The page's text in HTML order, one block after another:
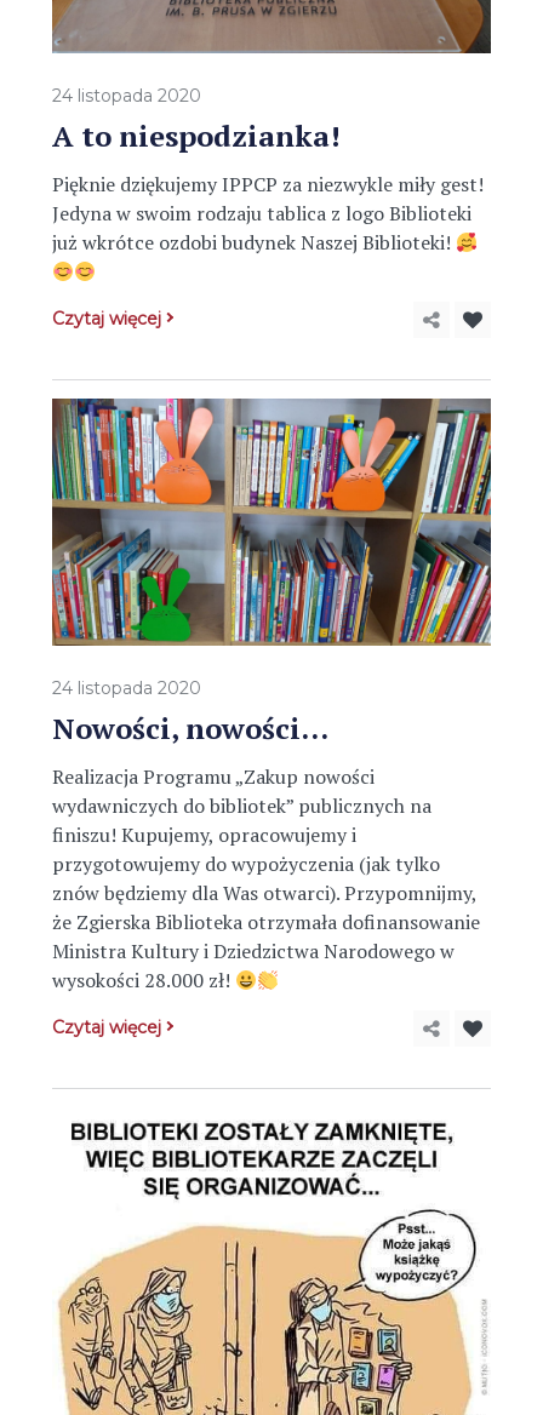
24 listopada 2020
A to niespodzianka!
Pięknie dziękujemy IPPCP za niezwykle miły gest!
Jedyna w swoim rodzaju tablica z logo Biblioteki
już wkrótce ozdobi budynek Naszej Biblioteki!
Czytaj więcej
24 listopada 2020
Nowości, nowości…
Realizacja Programu „Zakup nowości
wydawniczych do bibliotek” publicznych na
finiszu! Kupujemy, opracowujemy i
przygotowujemy do wypożyczenia (jak tylko
znów będziemy dla Was otwarci). Przypomnijmy,
że Zgierska Biblioteka otrzymała dofinansowanie
Ministra Kultury i Dziedzictwa Narodowego w
wysokości 28.000 zł!
Czytaj więcej